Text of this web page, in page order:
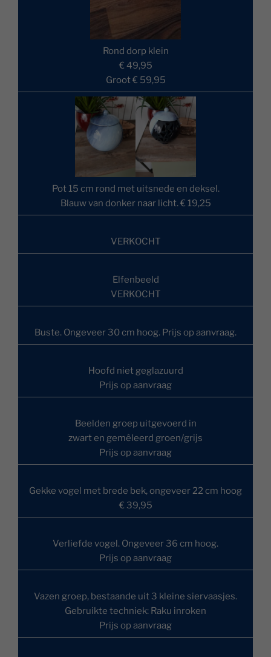
Rond dorp klein
€ 49,95
Groot € 59,95
Pot 15 cm rond met uitsnede en deksel.
Blauw van donker naar licht. € 19,25
VERKOCHT
Elfenbeeld
VERKOCHT
Buste. Ongeveer 30 cm hoog. Prijs op aanvraag.
Hoofd niet geglazuurd
Prijs op aanvraag
Beelden groep uitgevoerd in
zwart en gemêleerd groen/grijs
Prijs op aanvraag
Gekke vogel met brede bek, ongeveer 22 cm hoog
€ 39,95
Verliefde vogel. Ongeveer 36 cm hoog.
Prijs op aanvraag
Vazen groep, bestaande uit 3 kleine siervaasjes.
Gebruikte techniek: Raku inroken
Prijs op aanvraag